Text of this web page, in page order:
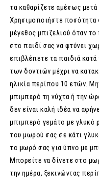
τα καθαρίζετε αμέσως
Χρησιμοποιήστε
μέγεθος μπιζελιού όταν
στο παιδί σας να φτύνει
επιβλέπετε τα παιδιά
των δοντιών μέχρι να
ηλικία περίπου 10 ετών.
μπιμπερό τη νύχτα ή την
δεν είναι καλή ιδέα να
μπιμπερό γεμάτο με γλυκό
του μωρού σας σε κάτι
το μωρό σας για ύπνο με
Μπορείτε να δίνετε στο
την ημέρα, ξεκινώντας